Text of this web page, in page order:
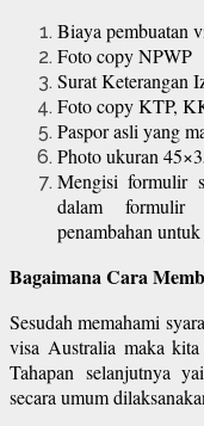
Biaya pembuatan
Foto copy NPWP
Surat Keterangan
Foto copy KTP,
Paspor asli yang
Photo ukuran
Mengisi formulir
dalam formulir
penambahan
Bagaimana Cara
Sesudah memahami
visa Australia maka
Tahapan selanjutnya
secara umum